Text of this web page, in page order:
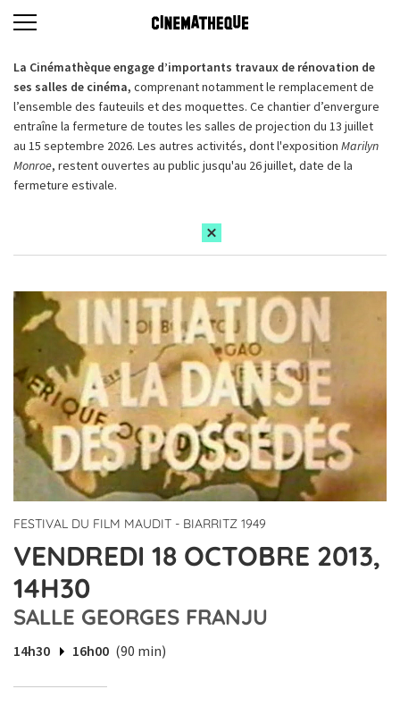
La Cinémathèque engage d’importants travaux de rénovation de
ses salles de cinéma, comprenant notamment le remplacement de
l’ensemble des fauteuils et des moquettes. Ce chantier d’envergure
entraîne la fermeture de toutes les salles de projection du 13 juillet
au 15 septembre 2026. Les autres activités, dont l'exposition Marilyn
Monroe, restent ouvertes au public jusqu'au 26 juillet, date de la
fermeture estivale.
FESTIVAL DU FILM MAUDIT - BIARRITZ 1949
VENDREDI 18 OCTOBRE 2013,
14H30
SALLE GEORGES FRANJU
14h30 16h00 (90 min)